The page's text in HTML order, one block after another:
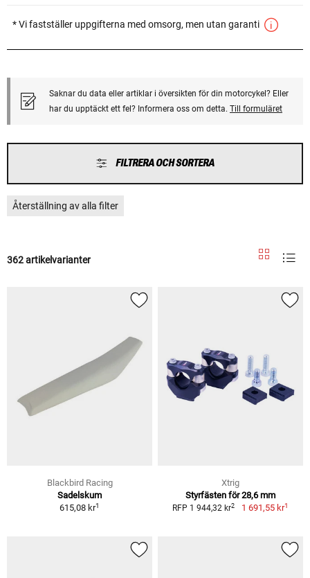
* Vi fastställer uppgifterna med omsorg, men utan garanti
Saknar du data eller artiklar i översikten för din motorcykel? Eller
har du upptäckt ett fel? Informera oss om detta. Till formuläret
FILTRERA OCH SORTERA
Återställning av alla filter
362 artikelvarianter
Blackbird Racing
Sadelskum
615,08 kr1
Xtrig
Styrfästen för 28,6 mm
RFP 1 944,32 kr2 1 691,55 kr1